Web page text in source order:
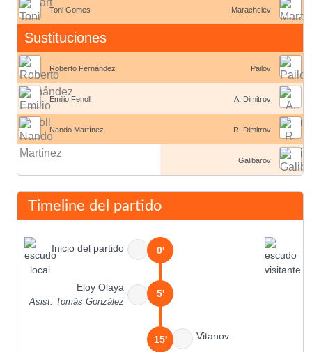
Toni Gomes
Sustituciones
Roberto Fernández
Emilio Fenoll
Nando Martínez
Marachciev
Pailov
A. Dimitrov
R. Dimitrov
Galibarov
Timeline del partido
Inicio del partido 0'
Eloy Olaya
Asist: Tomás González
5'
Vitanov
15'